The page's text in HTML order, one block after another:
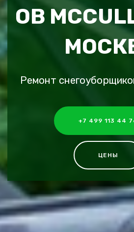
ОВ
Ремонт
+7 499 113 44
ЦЕНЫ